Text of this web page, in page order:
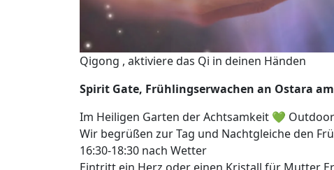
Qigong , aktiviere das Qi in deinen Händen
Spirit Gate, Frühlingserwachen an Ostara am
Im Heiligen Garten der Achtsamkeit 💚
Wir begrüßen zur Tag und Nachtgleiche den
16:30-18:30 nach Wetter